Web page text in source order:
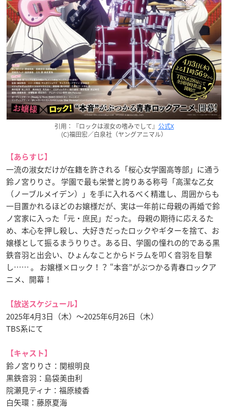
引用：『ロックは淑女の嗜みでして』 公式X
(C)福田宏／白泉社（ヤングアニマル）
【あらすじ】
一流の淑女だけが在籍を許される「桜心女学園高等部」に通う
鈴ノ宮りりさ。 学園で最も栄誉と誇りある称号「高潔な乙女
（ノーブルメイデン）」を手に入れるべく精進し、周囲からも
一目置かれるほどのお嬢様だが、実は一年前に母親の再婚で鈴
ノ宮家に入った「元・庶民」だった。 母親の期待に応えるた
め、本心を押し殺し、大好きだったロックやギターを捨て、お
嬢様として振るまうりりさ。ある日、学園の憧れの的である黒
鉄音羽と出会い、ひょんなことからドラムを叩く音羽を目撃
し…… 。 お嬢様×ロック！？ “本音”がぶつかる青春ロックア
ニメ、開幕！
【放送スケジュール】
2025年4月3日（木）～2025年6月26日（木）
TBS系にて
【キャスト】
鈴ノ宮りりさ：関根明良
黒鉄音羽：島袋美由利
院瀬見ティナ：福原綾香
白矢環：藤原夏海